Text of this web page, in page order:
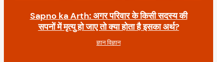
Sapno ka Arth: अगर परिवार के किसी सदस्य की
सपनों में मृत्यु हो जाए तो क्या होता है इसका अर्थ?
ज्ञान विज्ञान